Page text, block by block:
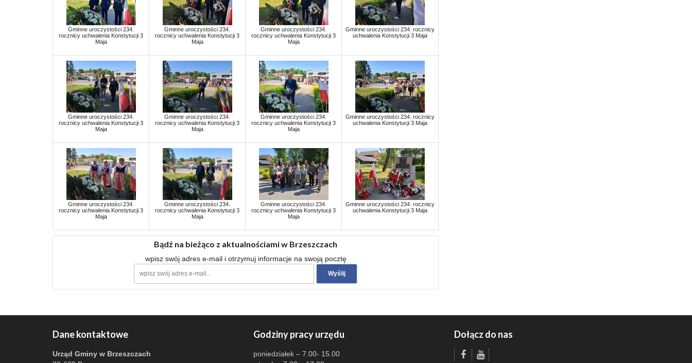
Gminne uroczystości 234.
rocznicy uchwalenia Konstytucji 3
Maja
Gminne uroczystości 234.
rocznicy uchwalenia Konstytucji 3
Maja
Gminne uroczystości 234.
rocznicy uchwalenia Konstytucji 3
Maja
Gminne uroczystości 234. rocznicy
uchwalenia Konstytucji 3 Maja
Gminne uroczystości 234.
rocznicy uchwalenia Konstytucji 3
Maja
Gminne uroczystości 234.
rocznicy uchwalenia Konstytucji 3
Maja
Gminne uroczystości 234.
rocznicy uchwalenia Konstytucji 3
Maja
Gminne uroczystości 234. rocznicy
uchwalenia Konstytucji 3 Maja
Gminne uroczystości 234.
rocznicy uchwalenia Konstytucji 3
Maja
Gminne uroczystości 234.
rocznicy uchwalenia Konstytucji 3
Maja
Gminne uroczystości 234.
rocznicy uchwalenia Konstytucji 3
Maja
Gminne uroczystości 234. rocznicy
uchwalenia Konstytucji 3 Maja
Bądź na bieżąco z aktualnościami w Brzeszczach
wpisz swój adres e-mail i otrzymuj informacje na swoją pocztę
Dane kontaktowe
Urząd Gminy w Brzeszczach
Godziny pracy urzędu
poniedziałek – 7.00- 15.00
Dołącz do nas